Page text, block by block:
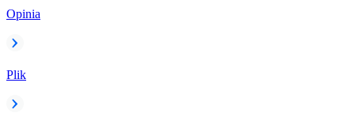
Opinia
Plik